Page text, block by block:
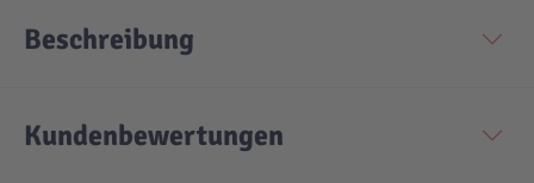
Beschreibung
Kundenbewertungen